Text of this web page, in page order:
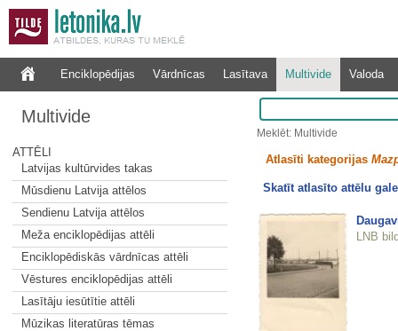
Enciklopēdijas Vārdnīcas Lasītava Multivide Valoda
Multivide
ATTĒLI
Latvijas kultūrvides takas
Mūsdienu Latvija attēlos
Sendienu Latvija attēlos
Meža enciklopēdijas attēli
Enciklopēdiskās vārdnīcas attēli
Vēstures enciklopēdijas attēli
Lasītāju iesūtītie attēli
Mūzikas literatūras tēmas
Meklēt: Multivide
Atlasīti kategorijas
Skatīt atlasīto attēlu
LNB